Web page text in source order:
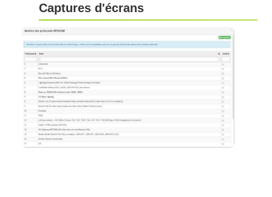
Captures d'écrans